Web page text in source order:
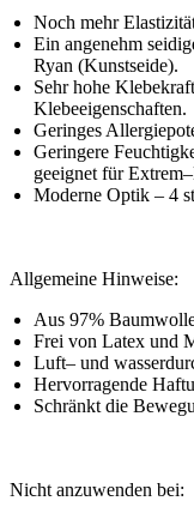
Noch mehr
Ein angenehm
Ryan (Kunstseide).
Sehr hohe
Klebeeigenschaften.
Geringes
Geringere
geeignet für
Moderne Optik – 4
Allgemeine Hinweise:
Aus 97%
Frei von Latex und
Luft– und
Hervorragende
Schränkt die
Nicht anzuwenden bei: